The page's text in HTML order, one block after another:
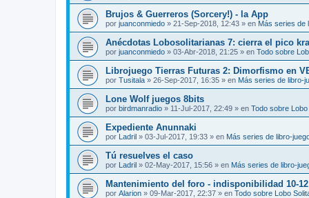
Brujos & Guerreros (Sorcery!) - la App
por juanconmiedo » 21-Sep-2018, 12:43 » en Más series de
Anécdotas Lobosolitarianas 7: cierra el pico
por juanconmiedo » 03-Abr-2018, 21:25 » en Todo sobre
Librojuego Tierras Futuras 2: Dimorfismo en
por Tusitala » 26-Sep-2017, 16:35 » en Más series de libro-
Lone Wolf juegos 8bits
por birdmanradio » 11-Jul-2017, 22:49 » en Todo sobre Lobo
Expediente Anunnaki
por Ladril » 03-Jul-2017, 19:33 » en Más series de libro-
Tú resuelves el caso
por Ladril » 02-May-2017, 15:56 » en Más series de libro-
Mantenimiento del foro - indisponibilidad 10-
por Alarion » 09-Mar-2017, 22:37 » en Todo sobre Lobo